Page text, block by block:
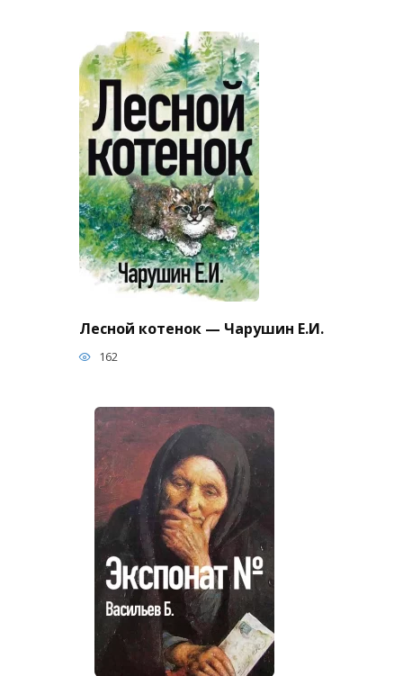
Лесной котенок — Чарушин Е.И.
162